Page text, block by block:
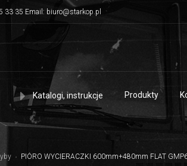
33 35 Email: biuro@starkop.pl
Katalogi, instrukcje Produkty
PIÓRO WYCIERACZKI 600mm+480mm FLAT